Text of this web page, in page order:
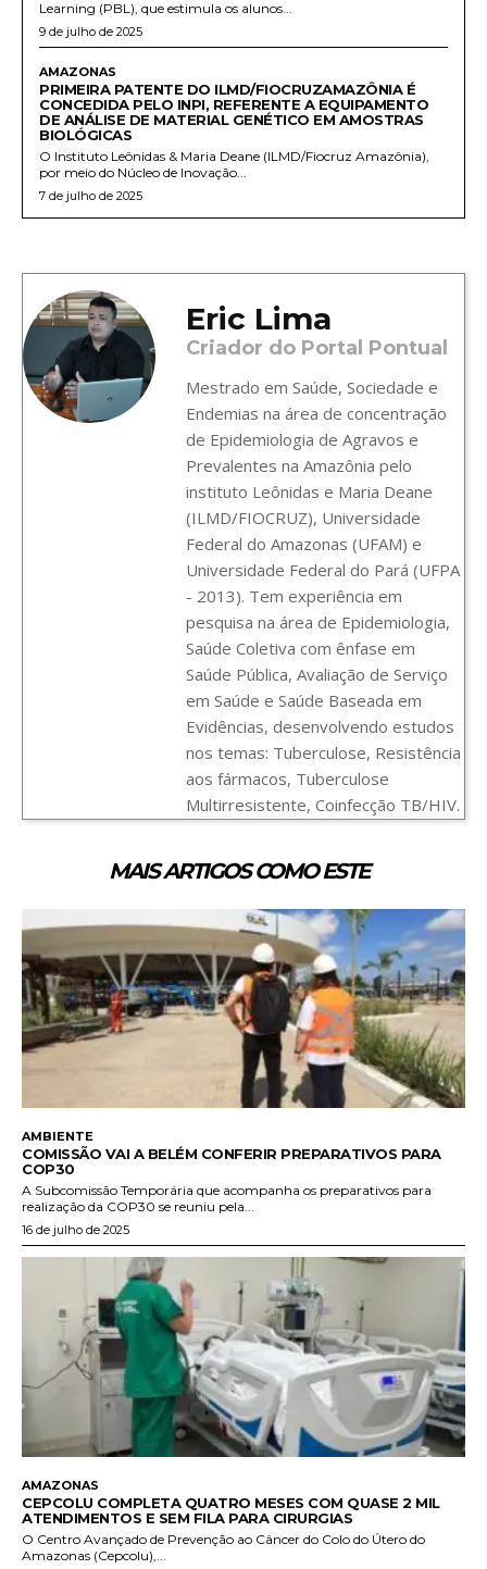
Learning (PBL), que estimula os alunos...
9 de julho de 2025
AMAZONAS
PRIMEIRA PATENTE DO ILMD/FIOCRUZAMAZÔNIA É
CONCEDIDA PELO INPI, REFERENTE A EQUIPAMENTO
DE ANÁLISE DE MATERIAL GENÉTICO EM AMOSTRAS
BIOLÓGICAS
O Instituto Leônidas & Maria Deane (ILMD/Fiocruz Amazônia),
por meio do Núcleo de Inovação...
7 de julho de 2025
Eric Lima
Criador do Portal Pontual
Mestrado em Saúde, Sociedade e
Endemias na área de concentração
de Epidemiologia de Agravos e
Prevalentes na Amazônia pelo
instituto Leônidas e Maria Deane
(ILMD/FIOCRUZ), Universidade
Federal do Amazonas (UFAM) e
Universidade Federal do Pará (UFPA
- 2013). Tem experiência em
pesquisa na área de Epidemiologia,
Saúde Coletiva com ênfase em
Saúde Pública, Avaliação de Serviço
em Saúde e Saúde Baseada em
Evidências, desenvolvendo estudos
nos temas: Tuberculose, Resistência
aos fármacos, Tuberculose
Multirresistente, Coinfecção TB/HIV.
MAIS ARTIGOS COMO ESTE
AMBIENTE
COMISSÃO VAI A BELÉM CONFERIR PREPARATIVOS PARA
COP30
A Subcomissão Temporária que acompanha os preparativos para
realização da COP30 se reuniu pela...
16 de julho de 2025
AMAZONAS
CEPCOLU COMPLETA QUATRO MESES COM QUASE 2 MIL
ATENDIMENTOS E SEM FILA PARA CIRURGIAS
O Centro Avançado de Prevenção ao Câncer do Colo do Útero do
Amazonas (Cepcolu),...